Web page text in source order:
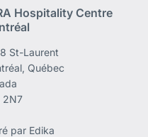
Hospitality Centre
St-Laurent
Québec
2N7
par Edika